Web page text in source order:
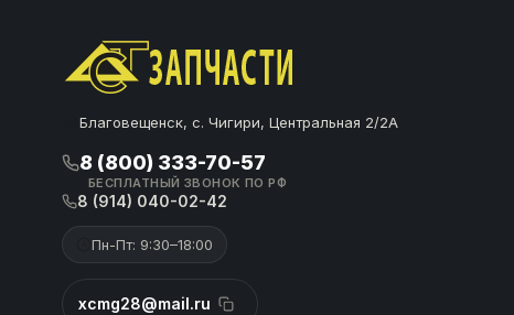
Благовещенск, с. Чигири, Центральная 2/2А
8 (800) 333-70-57
БЕСПЛАТНЫЙ ЗВОНОК ПО РФ
8 (914) 040-02-42
Пн-Пт: 9:30–18:00
xcmg28@mail.ru